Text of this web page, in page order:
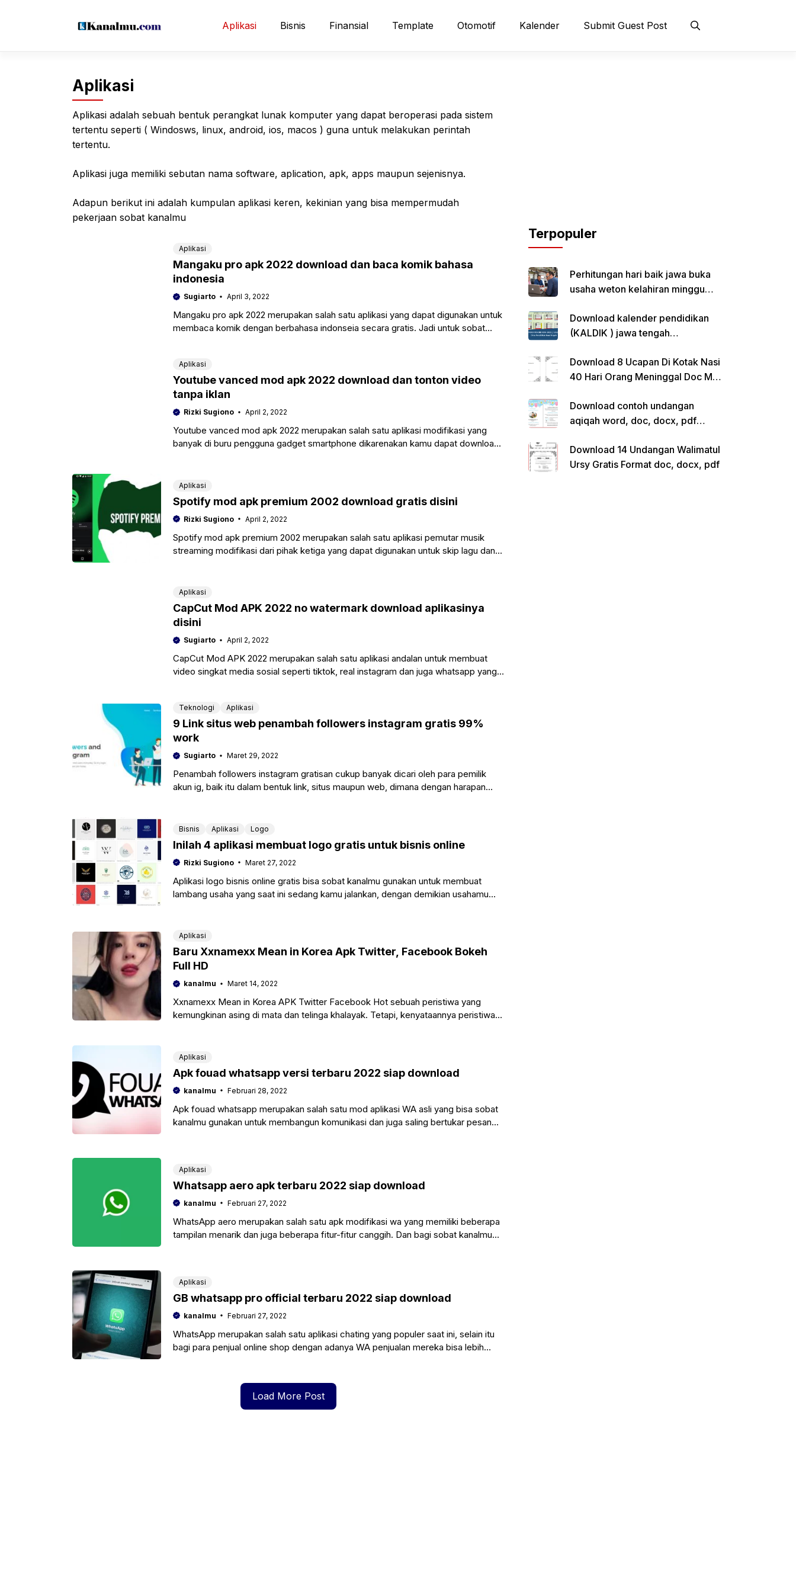
Aplikasi Bisnis Finansial Template Otomotif Kalender Submit Guest Post
Aplikasi
Aplikasi adalah sebuah bentuk perangkat lunak komputer yang dapat beroperasi pada sistem
tertentu seperti ( Windosws, linux, android, ios, macos ) guna untuk melakukan perintah
tertentu.
Aplikasi juga memiliki sebutan nama software, aplication, apk, apps maupun sejenisnya.
Adapun berikut ini adalah kumpulan aplikasi keren, kekinian yang bisa mempermudah
pekerjaan sobat kanalmu
Aplikasi
Mangaku pro apk 2022 download dan baca komik bahasa
indonesia
Sugiarto April 3, 2022
Mangaku pro apk 2022 merupakan salah satu aplikasi yang dapat digunakan untuk
membaca komik dengan berbahasa indonseia secara gratis. Jadi untuk sobat
Aplikasi
Youtube vanced mod apk 2022 download dan tonton video
tanpa iklan
Rizki Sugiono April 2, 2022
Youtube vanced mod apk 2022 merupakan salah satu aplikasi modifikasi yang
banyak di buru pengguna gadget smartphone dikarenakan kamu dapat download
Aplikasi
Spotify mod apk premium 2002 download gratis disini
Rizki Sugiono April 2, 2022
Spotify mod apk premium 2002 merupakan salah satu aplikasi pemutar musik
streaming modifikasi dari pihak ketiga yang dapat digunakan untuk skip lagu dan
Aplikasi
CapCut Mod APK 2022 no watermark download aplikasinya
disini
Sugiarto April 2, 2022
CapCut Mod APK 2022 merupakan salah satu aplikasi andalan untuk membuat
video singkat media sosial seperti tiktok, real instagram dan juga whatsapp yang
Teknologi Aplikasi
9 Link situs web penambah followers instagram gratis 99%
work
Sugiarto Maret 29, 2022
Penambah followers instagram gratisan cukup banyak dicari oleh para pemilik
akun ig, baik itu dalam bentuk link, situs maupun web, dimana dengan harapan
Bisnis Aplikasi Logo
Inilah 4 aplikasi membuat logo gratis untuk bisnis online
Rizki Sugiono Maret 27, 2022
Aplikasi logo bisnis online gratis bisa sobat kanalmu gunakan untuk membuat
lambang usaha yang saat ini sedang kamu jalankan, dengan demikian usahamu
Aplikasi
Baru Xxnamexx Mean in Korea Apk Twitter, Facebook Bokeh
Full HD
kanalmu Maret 14, 2022
Xxnamexx Mean in Korea APK Twitter Facebook Hot sebuah peristiwa yang
kemungkinan asing di mata dan telinga khalayak. Tetapi, kenyataannya peristiwa
Aplikasi
Apk fouad whatsapp versi terbaru 2022 siap download
kanalmu Februari 28, 2022
Apk fouad whatsapp merupakan salah satu mod aplikasi WA asli yang bisa sobat
kanalmu gunakan untuk membangun komunikasi dan juga saling bertukar pesan
Aplikasi
Whatsapp aero apk terbaru 2022 siap download
kanalmu Februari 27, 2022
WhatsApp aero merupakan salah satu apk modifikasi wa yang memiliki beberapa
tampilan menarik dan juga beberapa fitur-fitur canggih. Dan bagi sobat kanalmu
Aplikasi
GB whatsapp pro official terbaru 2022 siap download
kanalmu Februari 27, 2022
WhatsApp merupakan salah satu aplikasi chating yang populer saat ini, selain itu
bagi para penjual online shop dengan adanya WA penjualan mereka bisa lebih
Load More Post
Terpopuler
Perhitungan hari baik jawa buka
usaha weton kelahiran minggu
Download kalender pendidikan
(KALDIK ) jawa tengah
Download 8 Ucapan Di Kotak Nasi
40 Hari Orang Meninggal Doc Ms.
Download contoh undangan
aqiqah word, doc, docx, pdf
Download 14 Undangan Walimatul
Ursy Gratis Format doc, docx, pdf